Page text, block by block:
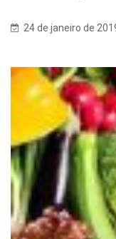
24 de janeiro de